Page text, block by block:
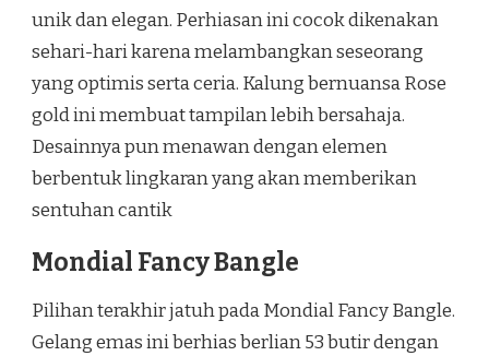
unik dan elegan. Perhiasan ini cocok dikenakan
sehari-hari karena melambangkan seseorang
yang optimis serta ceria. Kalung bernuansa Rose
gold ini membuat tampilan lebih bersahaja.
Desainnya pun menawan dengan elemen
berbentuk lingkaran yang akan memberikan
sentuhan cantik
Mondial Fancy Bangle
Pilihan terakhir jatuh pada Mondial Fancy Bangle.
Gelang emas ini berhias berlian 53 butir dengan